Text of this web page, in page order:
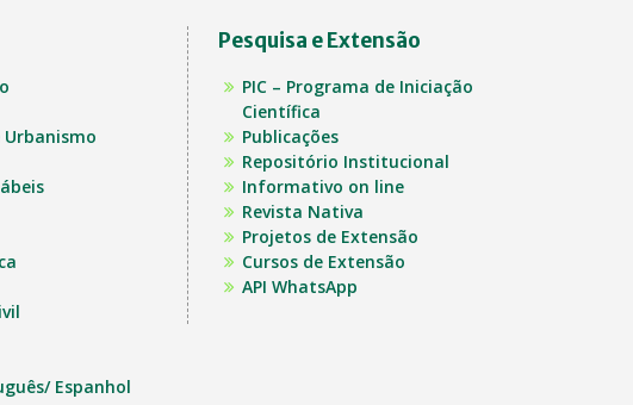
Espanhol
Pesquisa e Extensão
PIC – Programa de Iniciação
Científica
Publicações
Repositório Institucional
Informativo on line
Revista Nativa
Projetos de Extensão
Cursos de Extensão
API WhatsApp